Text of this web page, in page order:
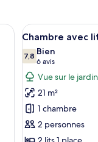
grand lit, un bureau avec
Afficher
toutes
les
photos
pour
ce
type
de
6
Chambre avec
7,87,8 sur 10
Bien
6 avis
(6 avis)
Vue sur le jardin
21 m²
1 chambre
2 personnes